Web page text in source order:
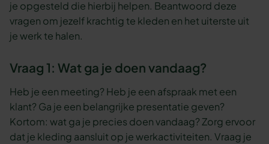
je opgesteld die hierbij helpen. Beantwoord deze
vragen om jezelf krachtig te kleden en het uiterste uit
je werk te halen.
Vraag 1: Wat ga je doen vandaag?
Heb je een meeting? Heb je een afspraak met een
klant? Ga je een belangrijke presentatie geven?
Kortom: wat ga je precies doen vandaag? Zorg ervoor
dat je kleding aansluit op je werkactiviteiten. Vraag je